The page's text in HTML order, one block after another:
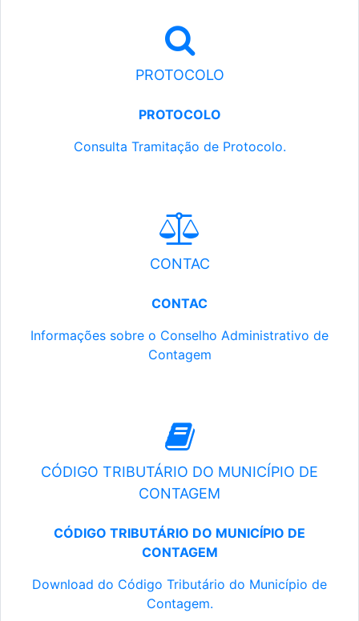
PROTOCOLO
PROTOCOLO
Consulta Tramitação de Protocolo.
CONTAC
CONTAC
Informações sobre o Conselho Administrativo de
Contagem
CÓDIGO TRIBUTÁRIO DO MUNICÍPIO DE
CONTAGEM
CÓDIGO TRIBUTÁRIO DO MUNICÍPIO DE
CONTAGEM
Download do Código Tributário do Município de
Contagem.